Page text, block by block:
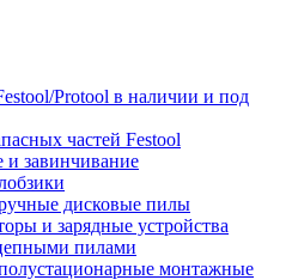
Protool в наличии и под
частей Festool
и завинчивание
дисковые пилы
и зарядные устройства
пилами
монтажные